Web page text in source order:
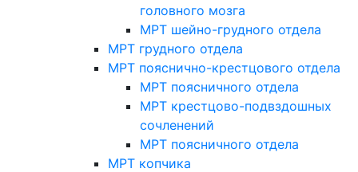
головного мозга
МРТ шейно-грудного отдела
МРТ грудного отдела
МРТ пояснично-крестцового отдела
МРТ поясничного отдела
МРТ крестцово-подвздошных
сочленений
МРТ поясничного отдела
МРТ копчика